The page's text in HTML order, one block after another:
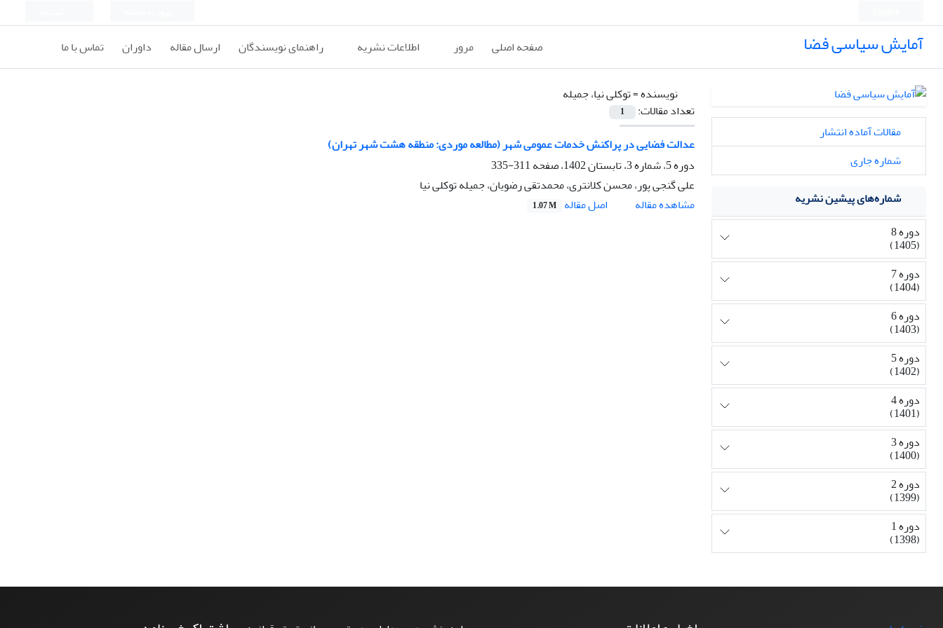
آمایش سیاسی فضا صفحه اصلی مرور اطلاعات نشریه راهنمای نویسندگان ارسال مقاله داوران تماس با ما
نویسنده =توکلی نیا، جمیله
تعداد مقالات:
1
عدالت فضایی در پراکنش خدمات عمومی شهر (مطالعه موردی: منطقه هشت شهر تهران)
دوره 5، شماره 3، تابستان 1402، صفحه
311-335
علی گنجی پور، محسن کلانتری، محمدتقی رضویان، جمیله توکلی نیا
مشاهده مقاله
اصل مقاله 1.07 M
مقالات آماده انتشار
شماره جاری
شماره‌های پیشین نشریه
دوره 8
(1405)
دوره 7
(1404)
دوره 6
(1403)
دوره 5
(1402)
دوره 4
(1401)
دوره 3
(1400)
دوره 2
(1399)
دوره 1
(1398)